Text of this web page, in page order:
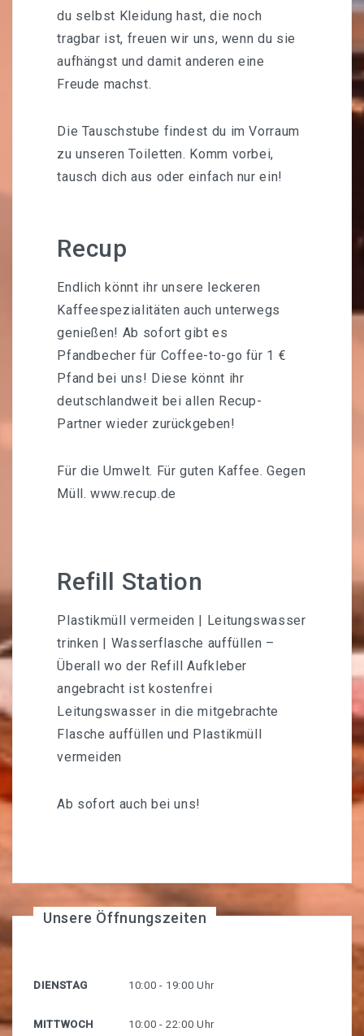
du selbst Kleidung hast, die noch
tragbar ist, freuen wir uns, wenn du sie
aufhängst und damit anderen eine
Freude machst.
Die Tauschstube findest du im Vorraum
zu unseren Toiletten. Komm vorbei,
tausch dich aus oder einfach nur ein!
Recup
Endlich könnt ihr unsere leckeren
Kaffeespezialitäten auch unterwegs
genießen! Ab sofort gibt es
Pfandbecher für Coffee-to-go für 1 €
Pfand bei uns! Diese könnt ihr
deutschlandweit bei allen Recup-
Partner wieder zurückgeben!
Für die Umwelt. Für guten Kaffee. Gegen
Müll.www.recup.de
Refill Station
Plastikmüll vermeiden | Leitungswasser
trinken | Wasserflasche auffüllen –
Überall wo der Refill Aufkleber
angebracht ist kostenfrei
Leitungswasser in die mitgebrachte
Flasche auffüllen und Plastikmüll
vermeiden
Ab sofort auch bei uns!
Unsere Öffnungszeiten
DIENSTAG 10:00 - 19:00 Uhr
MITTWOCH 10:00 - 22:00 Uhr